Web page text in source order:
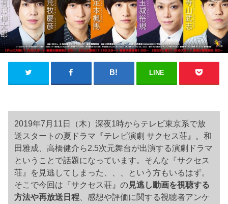
LINE
2019年7月11日（木）深夜1時からテレビ東京系で放
送スタートの夏ドラマ『テレビ演劇 サクセス荘』。和
田雅成、高橋健介ら2.5次元舞台が出演する演劇ドラマ
ということで話題になっています。そんな『サクセス
荘』を見逃してしまった、、、という方もいるはず。
そこで今回は『サクセス荘』の見逃し動画を視聴する
方法や再放送日程 、感想や評価に関する視聴者アンケ